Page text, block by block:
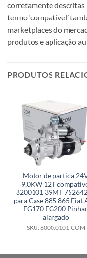
corretamente descritas
termo ‘compatível’
marketplaces do
produtos e aplicação
PRODUTOS
Motor de partida
9,0KW 12T
8200101 39MT
para Case 885 865 Fiat
FG170 FG200
alargado
SKU: 6000.0101-COM